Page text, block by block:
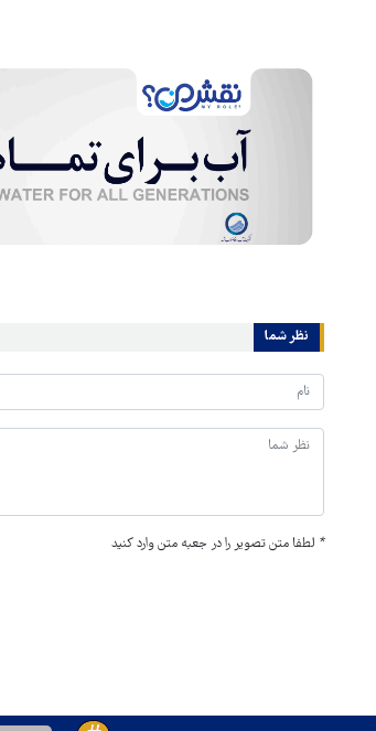
نظر شما
* لطفا متن تصویر را در جعبه متن وارد کنید